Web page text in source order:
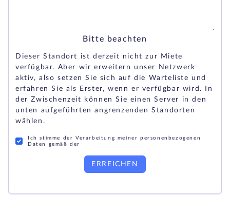
Bitte beachten
Dieser Standort ist derzeit nicht zur Miete
verfügbar. Aber wir erweitern unser Netzwerk
aktiv, also setzen Sie sich auf die Warteliste und
erfahren Sie als Erster, wenn er verfügbar wird. In
der Zwischenzeit können Sie einen Server in den
unten aufgeführten angrenzenden Standorten
wählen.
Ich stimme der Verarbeitung meiner personenbezogenen
Daten gemäß der
ERREICHEN